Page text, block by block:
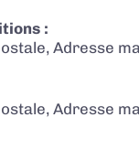
:
Adresse
Adresse